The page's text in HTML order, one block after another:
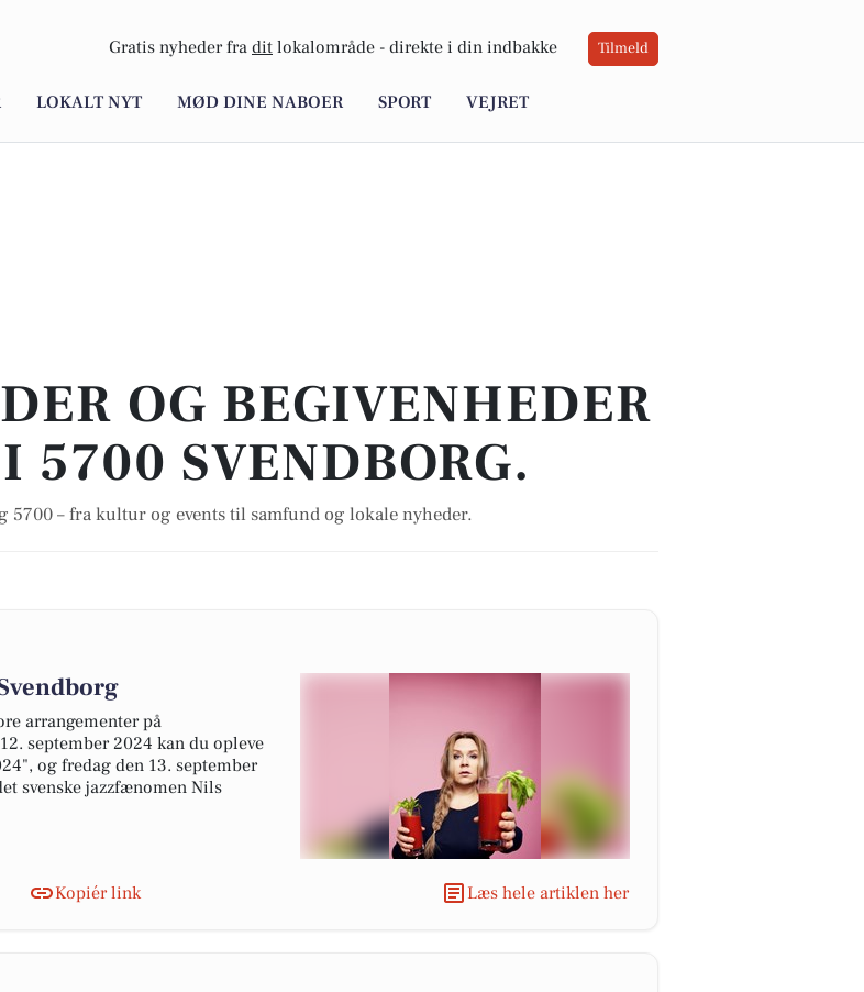
Gratis nyheder fra dit lokalområde - direkte i din indbakke Tilmeld
LOKALT NYT MØD DINE NABOER SPORT VEJRET
OG BEGIVENHEDER
5700 SVENDBORG.
5700 – fra kultur og events til samfund og lokale nyheder.
arrangementer på
september 2024 kan du opleve
og fredag den 13. september
svenske jazzfænomen Nils
Kopiér link Læs hele artiklen her